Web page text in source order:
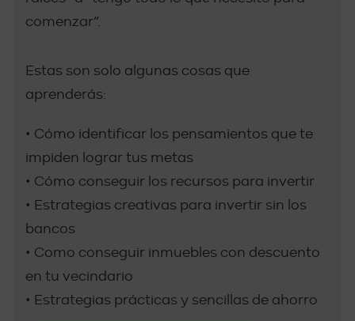
comenzar”.
Estas son solo algunas cosas que
aprenderás:
• Cómo identificar los pensamientos que te
impiden lograr tus metas
• Cómo conseguir los recursos para invertir
• Estrategias creativas para invertir sin los
bancos
• Como conseguir inmuebles con descuento
en tu vecindario
• Estrategias prácticas y sencillas de ahorro